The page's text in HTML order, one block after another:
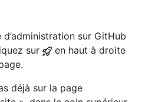
sur GitHub
sur
en haut à droite
déjà sur la page